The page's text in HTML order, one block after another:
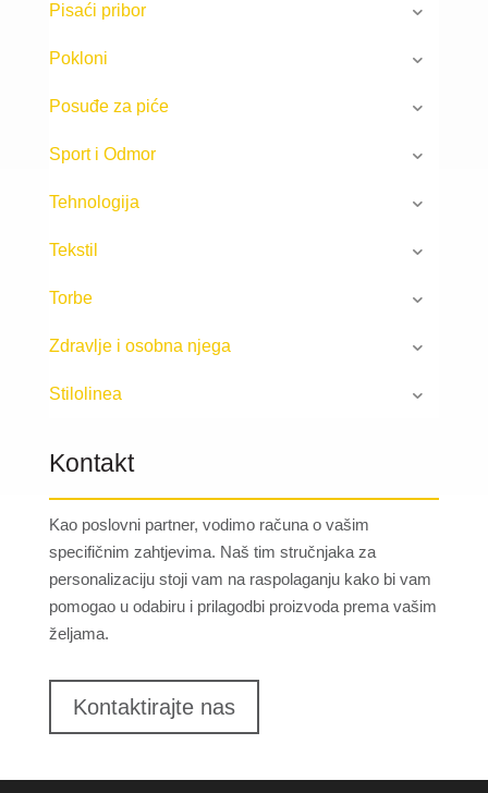
Pisaći pribor
Pokloni
Posuđe za piće
Sport i Odmor
Tehnologija
Tekstil
Torbe
Zdravlje i osobna njega
Stilolinea
Kontakt
Kao poslovni partner, vodimo računa o vašim
specifičnim zahtjevima. Naš tim stručnjaka za
personalizaciju stoji vam na raspolaganju kako bi vam
pomogao u odabiru i prilagodbi proizvoda prema vašim
željama.
Kontaktirajte nas